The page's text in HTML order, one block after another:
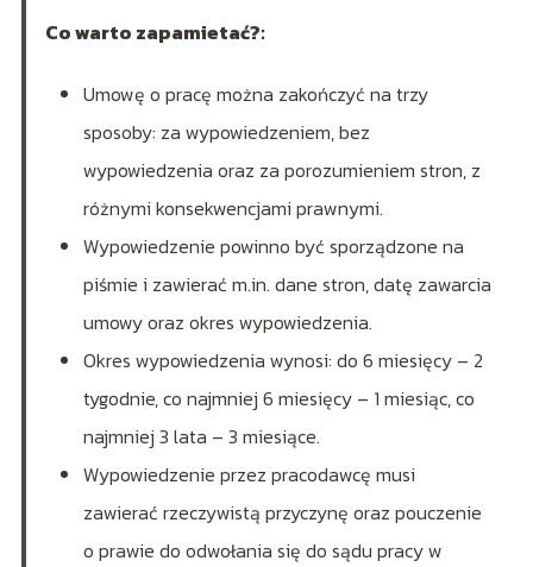
Co warto zapamietać?:
Umowę o pracę można zakończyć na trzy
sposoby: za wypowiedzeniem, bez
wypowiedzenia oraz za porozumieniem stron, z
różnymi konsekwencjami prawnymi.
Wypowiedzenie powinno być sporządzone na
piśmie i zawierać m.in. dane stron, datę zawarcia
umowy oraz okres wypowiedzenia.
Okres wypowiedzenia wynosi: do 6 miesięcy – 2
tygodnie, co najmniej 6 miesięcy – 1 miesiąc, co
najmniej 3 lata – 3 miesiące.
Wypowiedzenie przez pracodawcę musi
zawierać rzeczywistą przyczynę oraz pouczenie
o prawie do odwołania się do sądu pracy w